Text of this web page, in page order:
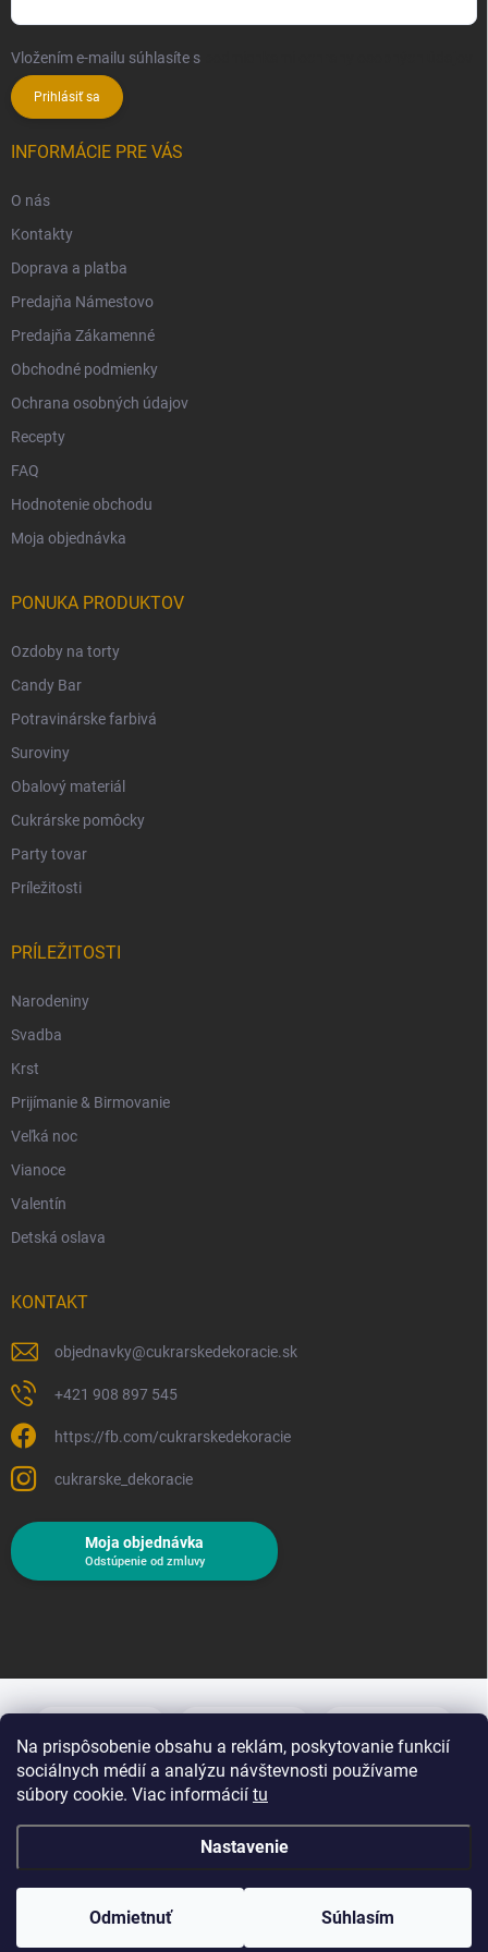
Na prispôsobenie obsahu a reklám, poskytovanie funkcií
sociálnych médií a analýzu návštevnosti používame
súbory cookie. Viac informácií tu
Nastavenie
Odmietnuť Súhlasím
Vložením e-mailu súhlasíte s
Prihlásiť sa
INFORMÁCIE PRE VÁS
O nás
Kontakty
Doprava a platba
Predajňa Námestovo
Predajňa Zákamenné
Obchodné podmienky
Ochrana osobných údajov
Recepty
FAQ
Hodnotenie obchodu
Moja objednávka
PONUKA PRODUKTOV
Ozdoby na torty
Candy Bar
Potravinárske farbivá
Suroviny
Obalový materiál
Cukrárske pomôcky
Party tovar
Príležitosti
PRÍLEŽITOSTI
Narodeniny
Svadba
Krst
Prijímanie & Birmovanie
Veľká noc
Vianoce
Valentín
Detská oslava
KONTAKT
objednavky@cukrarskedekoracie.sk
+421 908 897 545
https://fb.com/cukrarskedekoracie
cukrarske_dekoracie
Moja objednávka
Odstúpenie od zmluvy
Vytvoril Shoptet
Copyright 2026Cukrárske dekorácie. Všetky práva vyhradené.Upraviť